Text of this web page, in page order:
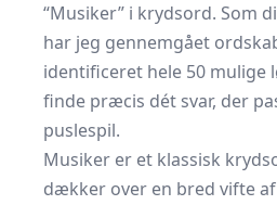
“Musiker” i krydsord. Som
har jeg gennemgået
identificeret hele 50 mulige
finde præcis dét svar, der
puslespil.
Musiker er et klassisk
dækker over en bred vifte